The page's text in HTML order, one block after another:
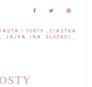
I TORTY , CIASTKA
,JAJKA (NA SŁODKO),